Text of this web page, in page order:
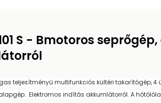
S - Bmotoros
teljesítményű multifunkciós kültéri takarítógép, 4
Elektromos indítás akkumlátorról. A